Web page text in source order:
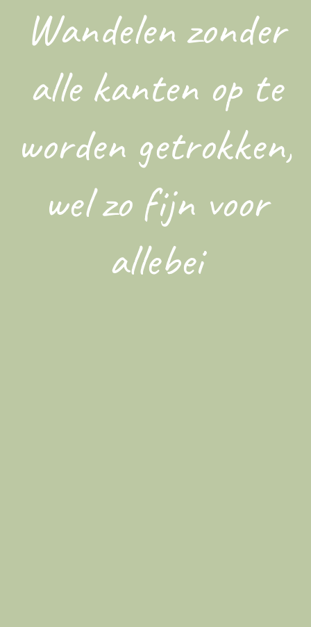
Wandelen zonder
alle kanten op te
worden getrokken,
wel zo fijn voor
allebei